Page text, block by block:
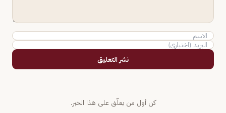
نشر التعليق
كن أول من يعلّق على هذا الخبر.